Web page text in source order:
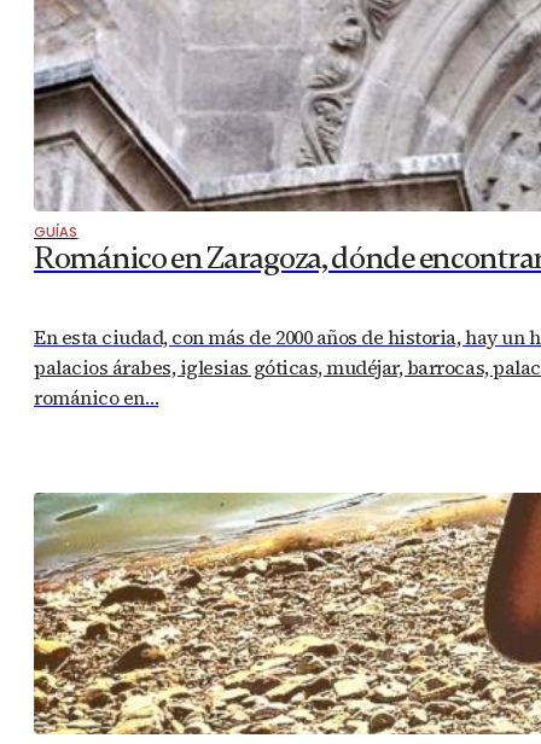
GUÍAS
Románico en Zaragoza, dónde
En esta ciudad, con más de 2000 años de historia, hay
palacios árabes, iglesias góticas, mudéjar, barrocas,
románico en…